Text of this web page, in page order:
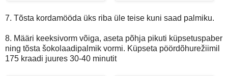
7. Tõsta kordamööda üks riba üle teise kuni saad palmiku.
8. Määri keeksivorm võiga, aseta põhja pikuti küpsetuspaber
ning tõsta šokolaadipalmik vormi. Küpseta pöördõhurežiimil
175 kraadi juures 30-40 minutit